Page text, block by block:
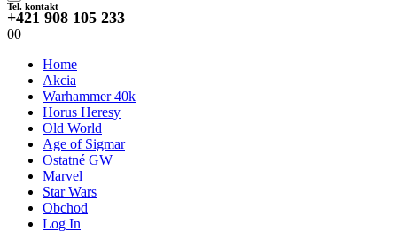
Tel. kontakt
+421 908 105 233
00
Home
Akcia
Warhammer 40k
Horus Heresy
Old World
Age of Sigmar
Ostatné GW
Marvel
Star Wars
Obchod
Log In